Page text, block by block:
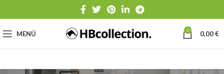
MENÜ 0 0,00€